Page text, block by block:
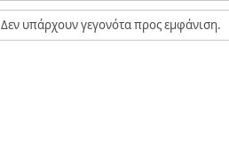
Δεν υπάρχουν γεγονότα προς εμφάνιση.